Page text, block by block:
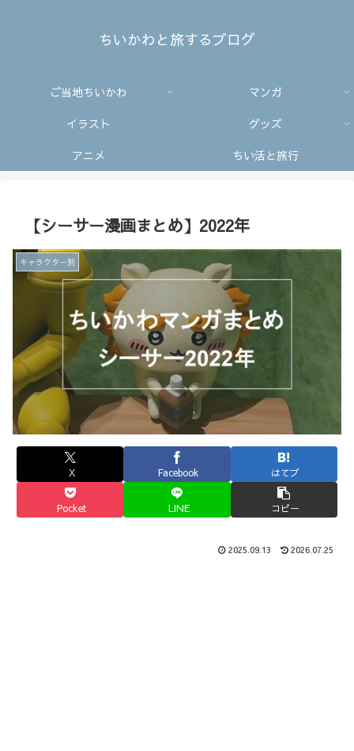
ちいかわと旅するブログ
ご当地ちいかわ
マンガ
イラスト
グッズ
アニメ
ちい活と旅行
【シーサー漫画まとめ】2022年
キャラクター別
X Facebook はてブ
Pocket LINE コピー
2025.09.13 2026.07.25